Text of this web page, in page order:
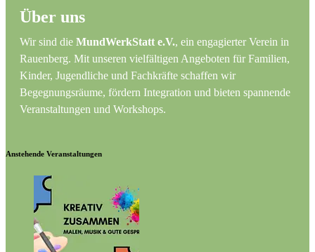
Über uns
Wir sind die MundWerkStatt e.V., ein engagierter Verein in
Rauenberg. Mit unseren vielfältigen Angeboten für Familien,
Kinder, Jugendliche und Fachkräfte schaffen wir
Begegnungsräume, fördern Integration und bieten spannende
Veranstaltungen und Workshops.
Anstehende Veranstaltungen